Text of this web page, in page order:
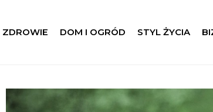
ZDROWIE DOM I OGRÓD STYL ŻYCIA